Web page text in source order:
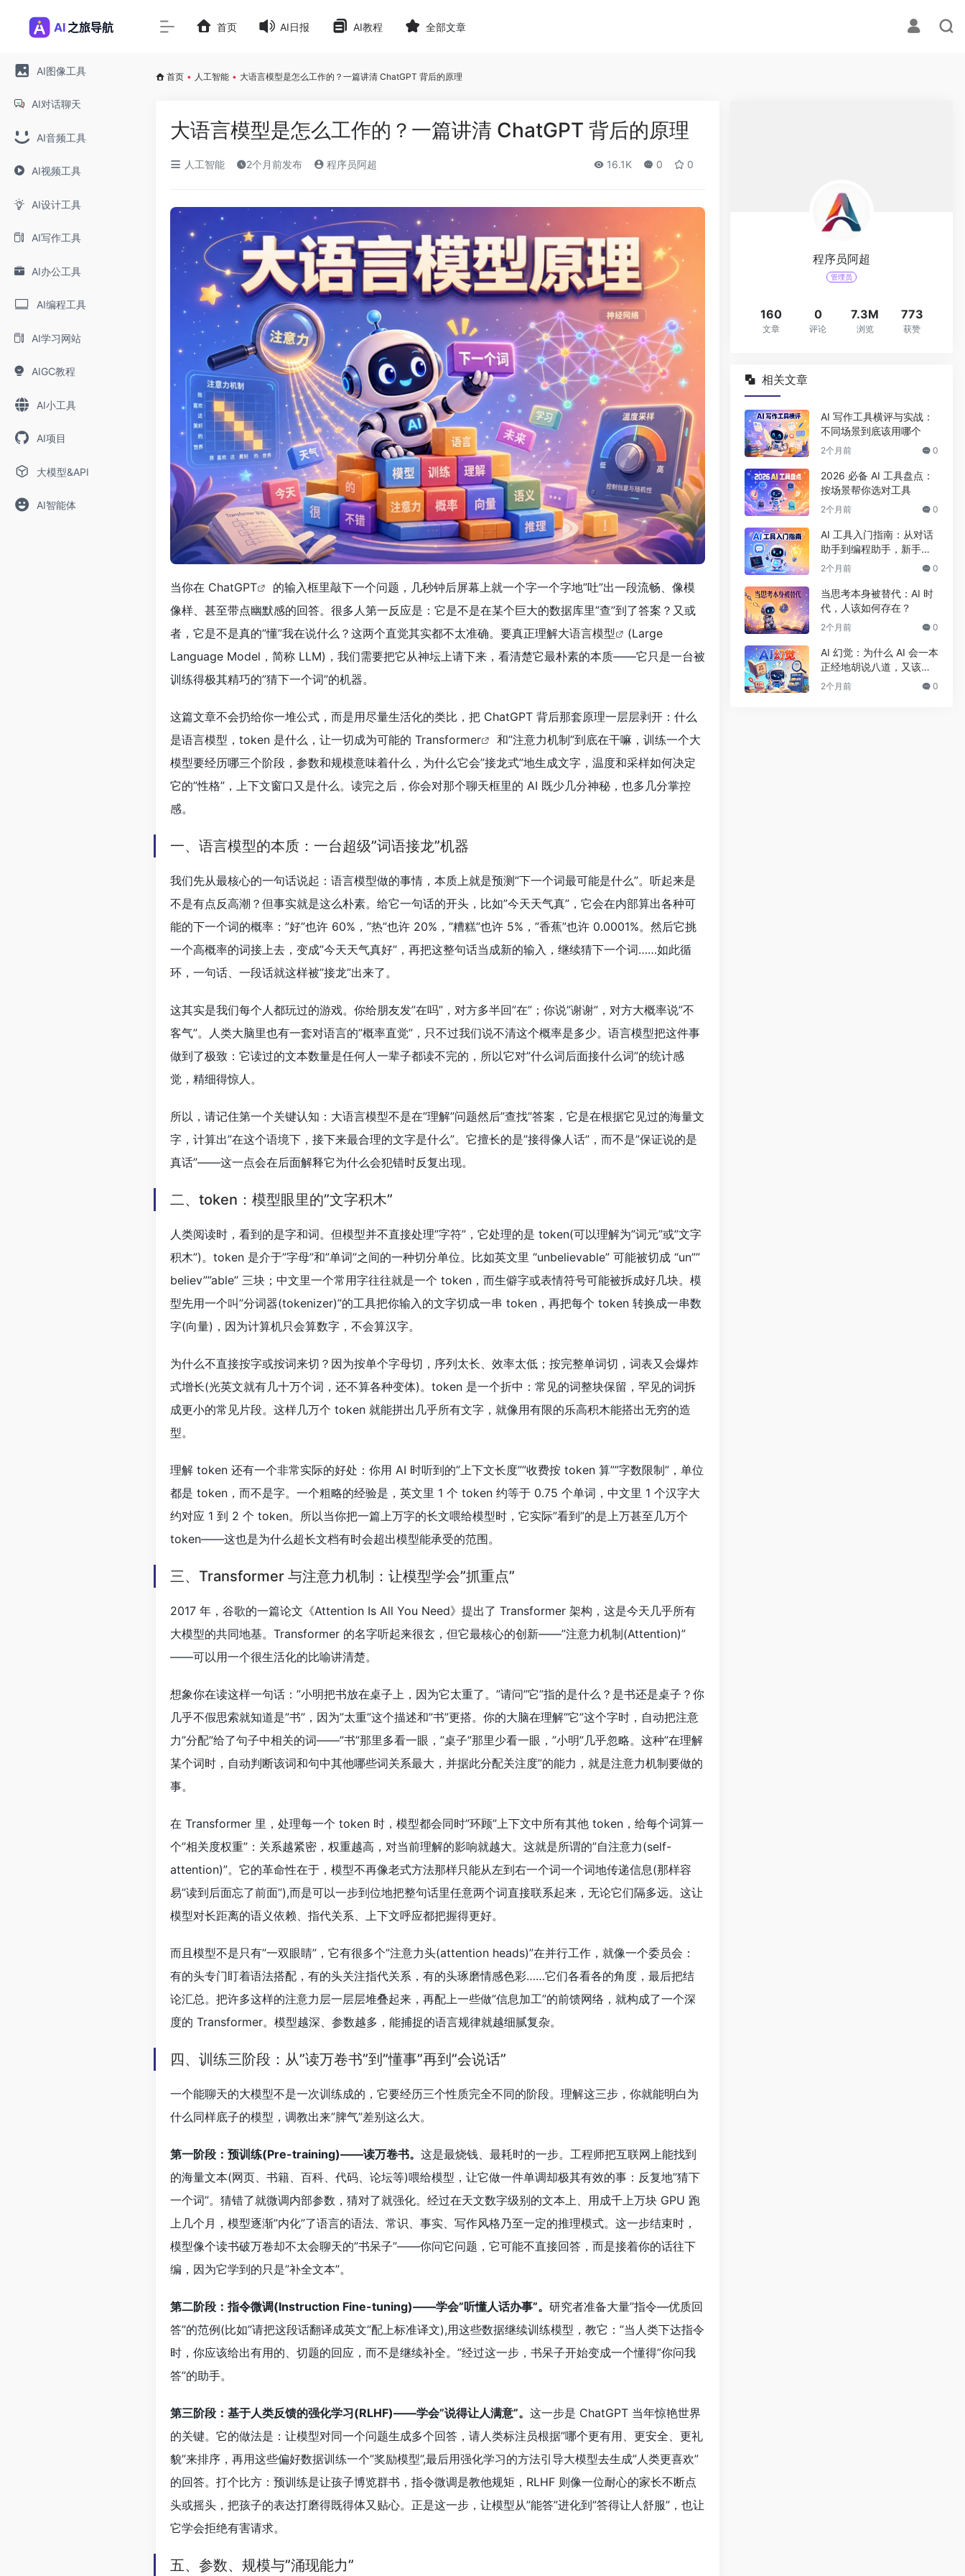
AI图像工具
AI对话聊天
AI音频工具
AI视频工具
AI设计工具
AI写作工具
AI办公工具
AI编程工具
AI学习网站
AIGC教程
AI小工具
AI项目
大模型&API
AI智能体
首页 AI日报 AI教程 全部文章
首页 • 人工智能 • 大语言模型是怎么工作的？一篇讲清 ChatGPT 背后的原理
大语言模型是怎么工作的？一篇讲清 ChatGPT 背后的原理
人工智能 2个月前发布 程序员阿超 16.1K 0 0
当你在 ChatGPT
的输入框里敲下一个问题，几秒钟后屏幕上就一个字一个字地”吐”出一段流畅、像模
像样、甚至带点幽默感的回答。很多人第一反应是：它是不是在某个巨大的数据库里”查”到了答案？又或
者，它是不是真的”懂”我在说什么？这两个直觉其实都不太准确。要真正理解大语言模型
(Large
Language Model，简称 LLM)，我们需要把它从神坛上请下来，看清楚它最朴素的本质——它只是一台被
训练得极其精巧的”猜下一个词”的机器。
这篇文章不会扔给你一堆公式，而是用尽量生活化的类比，把 ChatGPT 背后那套原理一层层剥开：什么
是语言模型，token 是什么，让一切成为可能的 Transformer
和”注意力机制”到底在干嘛，训练一个大
模型要经历哪三个阶段，参数和规模意味着什么，为什么它会”接龙式”地生成文字，温度和采样如何决定
它的”性格”，上下文窗口又是什么。读完之后，你会对那个聊天框里的 AI 既少几分神秘，也多几分掌控
感。
一、语言模型的本质：一台超级”词语接龙”机器
我们先从最核心的一句话说起：语言模型做的事情，本质上就是预测”下一个词最可能是什么”。听起来是
不是有点反高潮？但事实就是这么朴素。给它一句话的开头，比如”今天天气真”，它会在内部算出各种可
能的下一个词的概率：”好”也许 60%，”热”也许 20%，”糟糕”也许 5%，”香蕉”也许 0.0001%。然后它挑
一个高概率的词接上去，变成”今天天气真好”，再把这整句话当成新的输入，继续猜下一个词……如此循
环，一句话、一段话就这样被”接龙”出来了。
这其实是我们每个人都玩过的游戏。你给朋友发”在吗”，对方多半回”在”；你说”谢谢”，对方大概率说”不
客气”。人类大脑里也有一套对语言的”概率直觉”，只不过我们说不清这个概率是多少。语言模型把这件事
做到了极致：它读过的文本数量是任何人一辈子都读不完的，所以它对”什么词后面接什么词”的统计感
觉，精细得惊人。
所以，请记住第一个关键认知：大语言模型不是在”理解”问题然后”查找”答案，它是在根据它见过的海量文
字，计算出”在这个语境下，接下来最合理的文字是什么”。它擅长的是”接得像人话”，而不是”保证说的是
真话”——这一点会在后面解释它为什么会犯错时反复出现。
二、token：模型眼里的”文字积木”
人类阅读时，看到的是字和词。但模型并不直接处理”字符”，它处理的是 token(可以理解为”词元”或”文字
积木”)。token 是介于”字母”和”单词”之间的一种切分单位。比如英文里 “unbelievable” 可能被切成 “un””
believ””able” 三块；中文里一个常用字往往就是一个 token，而生僻字或表情符号可能被拆成好几块。模
型先用一个叫”分词器(tokenizer)”的工具把你输入的文字切成一串 token，再把每个 token 转换成一串数
字(向量)，因为计算机只会算数字，不会算汉字。
为什么不直接按字或按词来切？因为按单个字母切，序列太长、效率太低；按完整单词切，词表又会爆炸
式增长(光英文就有几十万个词，还不算各种变体)。token 是一个折中：常见的词整块保留，罕见的词拆
成更小的常见片段。这样几万个 token 就能拼出几乎所有文字，就像用有限的乐高积木能搭出无穷的造
型。
理解 token 还有一个非常实际的好处：你用 AI 时听到的”上下文长度””收费按 token 算””字数限制”，单位
都是 token，而不是字。一个粗略的经验是，英文里 1 个 token 约等于 0.75 个单词，中文里 1 个汉字大
约对应 1 到 2 个 token。所以当你把一篇上万字的长文喂给模型时，它实际”看到”的是上万甚至几万个
token——这也是为什么超长文档有时会超出模型能承受的范围。
三、Transformer 与注意力机制：让模型学会”抓重点”
2017 年，谷歌的一篇论文《Attention Is All You Need》提出了 Transformer 架构，这是今天几乎所有
大模型的共同地基。Transformer 的名字听起来很玄，但它最核心的创新——”注意力机制(Attention)”
——可以用一个很生活化的比喻讲清楚。
想象你在读这样一句话：”小明把书放在桌子上，因为它太重了。”请问”它”指的是什么？是书还是桌子？你
几乎不假思索就知道是”书”，因为”太重”这个描述和”书”更搭。你的大脑在理解”它”这个字时，自动把注意
力”分配”给了句子中相关的词——”书”那里多看一眼，”桌子”那里少看一眼，”小明”几乎忽略。这种”在理解
某个词时，自动判断该词和句中其他哪些词关系最大，并据此分配关注度”的能力，就是注意力机制要做的
事。
在 Transformer 里，处理每一个 token 时，模型都会同时”环顾”上下文中所有其他 token，给每个词算一
个”相关度权重”：关系越紧密，权重越高，对当前理解的影响就越大。这就是所谓的”自注意力(self-
attention)”。它的革命性在于，模型不再像老式方法那样只能从左到右一个词一个词地传递信息(那样容
易”读到后面忘了前面”),而是可以一步到位地把整句话里任意两个词直接联系起来，无论它们隔多远。这让
模型对长距离的语义依赖、指代关系、上下文呼应都把握得更好。
而且模型不是只有”一双眼睛”，它有很多个”注意力头(attention heads)”在并行工作，就像一个委员会：
有的头专门盯着语法搭配，有的头关注指代关系，有的头琢磨情感色彩……它们各看各的角度，最后把结
论汇总。把许多这样的注意力层一层层堆叠起来，再配上一些做”信息加工”的前馈网络，就构成了一个深
度的 Transformer。模型越深、参数越多，能捕捉的语言规律就越细腻复杂。
四、训练三阶段：从”读万卷书”到”懂事”再到”会说话”
一个能聊天的大模型不是一次训练成的，它要经历三个性质完全不同的阶段。理解这三步，你就能明白为
什么同样底子的模型，调教出来”脾气”差别这么大。
第一阶段：预训练(Pre-training)——读万卷书。 这是最烧钱、最耗时的一步。工程师把互联网上能找到
的海量文本(网页、书籍、百科、代码、论坛等)喂给模型，让它做一件单调却极其有效的事：反复地”猜下
一个词”。猜错了就微调内部参数，猜对了就强化。经过在天文数字级别的文本上、用成千上万块 GPU 跑
上几个月，模型逐渐”内化”了语言的语法、常识、事实、写作风格乃至一定的推理模式。这一步结束时，
模型像个读书破万卷却不太会聊天的”书呆子”——你问它问题，它可能不直接回答，而是接着你的话往下
编，因为它学到的只是”补全文本”。
第二阶段：指令微调(Instruction Fine-tuning)——学会”听懂人话办事”。 研究者准备大量”指令—优质回
答”的范例(比如”请把这段话翻译成英文”配上标准译文),用这些数据继续训练模型，教它：”当人类下达指令
时，你应该给出有用的、切题的回应，而不是继续补全。”经过这一步，书呆子开始变成一个懂得”你问我
答”的助手。
第三阶段：基于人类反馈的强化学习(RLHF)——学会”说得让人满意”。 这一步是 ChatGPT 当年惊艳世界
的关键。它的做法是：让模型对同一个问题生成多个回答，请人类标注员根据”哪个更有用、更安全、更礼
貌”来排序，再用这些偏好数据训练一个”奖励模型”,最后用强化学习的方法引导大模型去生成”人类更喜欢”
的回答。打个比方：预训练是让孩子博览群书，指令微调是教他规矩，RLHF 则像一位耐心的家长不断点
头或摇头，把孩子的表达打磨得既得体又贴心。正是这一步，让模型从”能答”进化到”答得让人舒服”，也让
它学会拒绝有害请求。
五、参数、规模与”涌现能力”
程序员阿超
管理员
160
文章
0
评论
7.3M
浏览
773
获赞
相关文章
AI 写作工具横评与实战：
不同场景到底该用哪个
2个月前 0
2026 必备 AI 工具盘点：
按场景帮你选对工具
2个月前 0
AI 工具入门指南：从对话
助手到编程助手，新手该
怎么选
2个月前 0
当思考本身被替代：AI 时
代，人该如何存在？
2个月前 0
AI 幻觉：为什么 AI 会一本
正经地胡说八道，又该如
何应对
2个月前 0